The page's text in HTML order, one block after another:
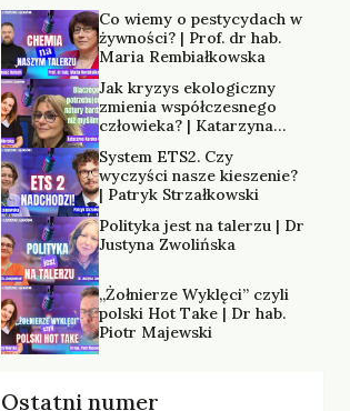
Co wiemy o pestycydach w
żywności? | Prof. dr hab.
Maria Rembiałkowska
Jak kryzys ekologiczny
zmienia współczesnego
człowieka? | Katarzyna
System ETS2. Czy
wyczyści nasze kieszenie?
| Patryk Strzałkowski
Polityka jest na talerzu | Dr
Justyna Zwolińska
„Żołnierze Wyklęci” czyli
polski Hot Take | Dr hab.
Piotr Majewski
Ostatni numer